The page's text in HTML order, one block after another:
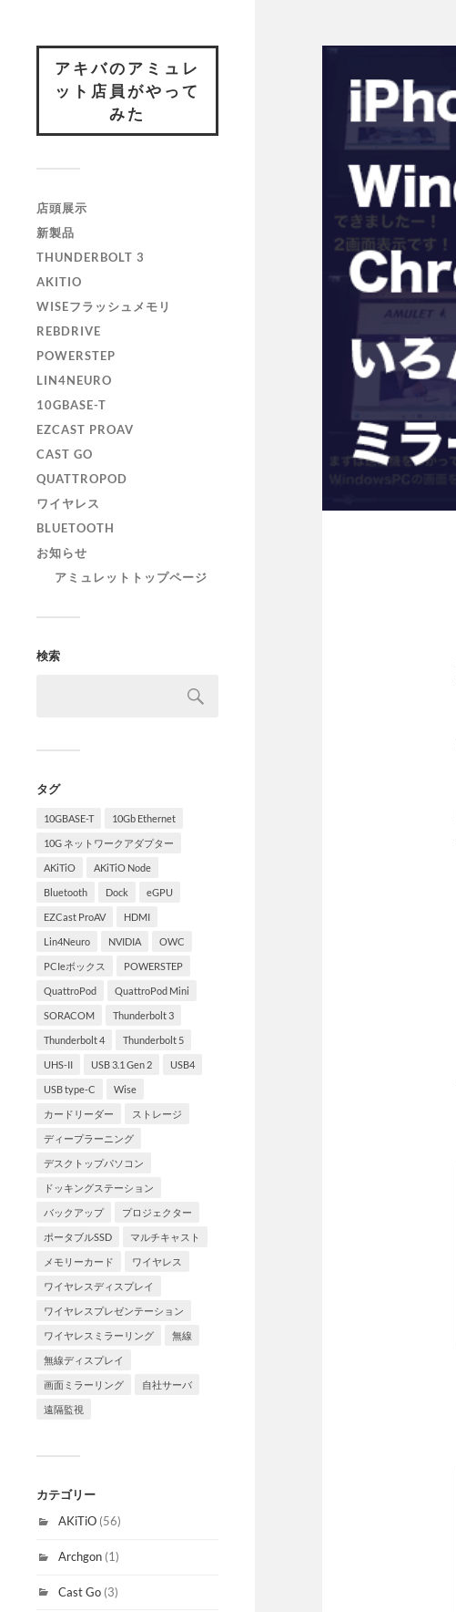
アキバのアミュレ
ット店員がやって
みた
店頭展示
新製品
THUNDERBOLT 3
AKITIO
WISEフラッシュメモリ
REBDRIVE
POWERSTEP
LIN4NEURO
10GBASE-T
EZCAST PROAV
CAST GO
QUATTROPOD
ワイヤレス
BLUETOOTH
お知らせ
アミュレットトップページ
検索
タグ
10GBASE-T 10Gb Ethernet
10G ネットワークアダプター
AKiTiO AKiTiO Node
Bluetooth Dock eGPU
EZCast ProAV HDMI
Lin4Neuro NVIDIA OWC
PCIeボックス POWERSTEP
QuattroPod QuattroPod Mini
SORACOM Thunderbolt 3
Thunderbolt 4 Thunderbolt 5
UHS-II USB 3.1 Gen 2 USB4
USB type-C Wise
カードリーダー ストレージ
ディープラーニング
デスクトップパソコン
ドッキングステーション
バックアップ プロジェクター
ポータブルSSD マルチキャスト
メモリーカード ワイヤレス
ワイヤレスディスプレイ
ワイヤレスプレゼンテーション
ワイヤレスミラーリング 無線
無線ディスプレイ
画面ミラーリング 自社サーバ
遠隔監視
カテゴリー
AKiTiO (56)
Archgon (1)
Cast Go (3)